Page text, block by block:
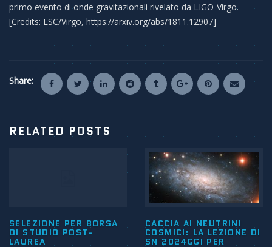
primo evento di onde gravitazionali rivelato da LIGO-Virgo.
[Credits: LSC/Virgo, https://arxiv.org/abs/1811.12907]
Share:
RELATED POSTS
SELEZIONE PER BORSA
DI STUDIO POST-
LAUREA
CACCIA AI NEUTRINI
COSMICI: LA LEZIONE DI
SN 2024GGI PER